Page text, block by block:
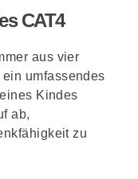
CAT4
aus vier
umfassendes
Kindes
ab,
zu